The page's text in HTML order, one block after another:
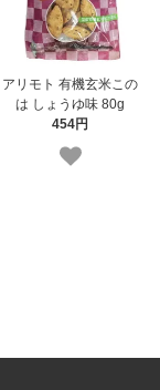
アリモト 有機玄米この
は しょうゆ味 80g
454円